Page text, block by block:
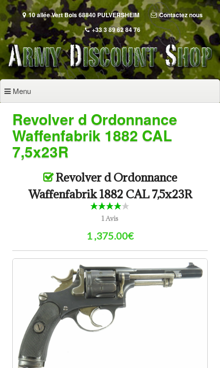
Aller
au
contenu
principal
10 allée Vert Bois 68840 PULVERSHEIM
Contactez nous
+33 3 89 62 84 76
Menu
Revolver d Ordonnance
Waffenfabrik 1882 CAL
7,5x23R
Revolver d Ordonnance
Waffenfabrik 1882 CAL 7,5x23R
1 Avis
1 ,375.00€